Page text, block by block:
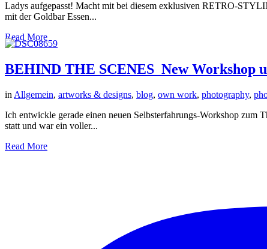
Ladys aufgepasst! Macht mit bei diesem exklusiven RETRO-
mit der Goldbar Essen...
Read More
BEHIND THE SCENES_New Workshop
in Allgemein, artworks & designs, blog, own work, photography,
Ich entwickle gerade einen neuen Selbsterfahrungs-Workshop
statt und war ein voller...
Read More